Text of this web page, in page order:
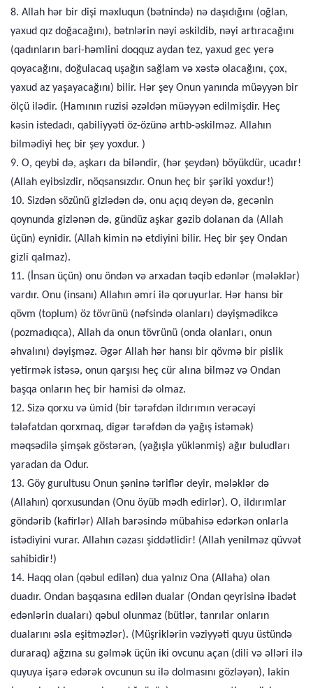
8. Allah hər bir dişi məxluqun (bətnində) nə daşıdığını (oğlan,
yaxud qız doğacağını), bətnlərin nəyi əskildib, nəyi artıracağını
(qadınların bari-həmlini doqquz aydan tez, yaxud gec yerə
qoyacağını, doğulacaq uşağın sağlam və xəstə olacağını, çox,
yaxud az yaşayacağını) bilir. Hər şey Onun yanında müəyyən bir
ölçü ilədir. (Hamının ruzisi əzəldən müəyyən edilmişdir. Heç
kəsin istedadı, qabiliyyəti öz-özünə artıb-əskilməz. Allahın
bilmədiyi heç bir şey yoxdur. )
9. O, qeybi də, aşkarı da biləndir, (hər şeydən) böyükdür, ucadır!
(Allah eyibsizdir, nöqsansızdır. Onun heç bir şəriki yoxdur!)
10. Sizdən sözünü gizlədən də, onu açıq deyən də, gecənin
qoynunda gizlənən də, gündüz aşkar gəzib dolanan da (Allah
üçün) eynidir. (Allah kimin nə etdiyini bilir. Heç bir şey Ondan
gizli qalmaz).
11. (İnsan üçün) onu öndən və arxadan təqib edənlər (mələklər)
vardır. Onu (insanı) Allahın əmri ilə qoruyurlar. Hər hansı bir
qövm (toplum) öz tövrünü (nəfsində olanları) dəyişmədikcə
(pozmadıqca), Allah da onun tövrünü (onda olanları, onun
əhvalını) dəyişməz. Əgər Allah hər hansı bir qövmə bir pislik
yetirmək istəsə, onun qarşısı heç cür alına bilməz və Ondan
başqa onların heç bir hamisi də olmaz.
12. Sizə qorxu və ümid (bir tərəfdən ildırımın verəcəyi
tələfatdan qorxmaq, digər tərəfdən də yağış istəmək)
məqsədilə şimşək göstərən, (yağışla yüklənmiş) ağır buludları
yaradan da Odur.
13. Göy gurultusu Onun şəninə təriflər deyir, mələklər də
(Allahın) qorxusundan (Onu öyüb mədh edirlər). O, ildırımlar
göndərib (kafirlər) Allah barəsində mübahisə edərkən onlarla
istədiyini vurar. Allahın cəzası şiddətlidir! (Allah yenilməz qüvvət
sahibidir!)
14. Haqq olan (qəbul edilən) dua yalnız Ona (Allaha) olan
duadır. Ondan başqasına edilən dualar (Ondan qeyrisinə ibadət
edənlərin duaları) qəbul olunmaz (bütlər, tanrılar onların
dualarını əsla eşitməzlər). (Müşriklərin vəziyyəti quyu üstündə
duraraq) ağzına su gəlmək üçün iki ovcunu açan (dili və əlləri ilə
quyuya işarə edərək ovcunun su ilə dolmasını gözləyən), lakin